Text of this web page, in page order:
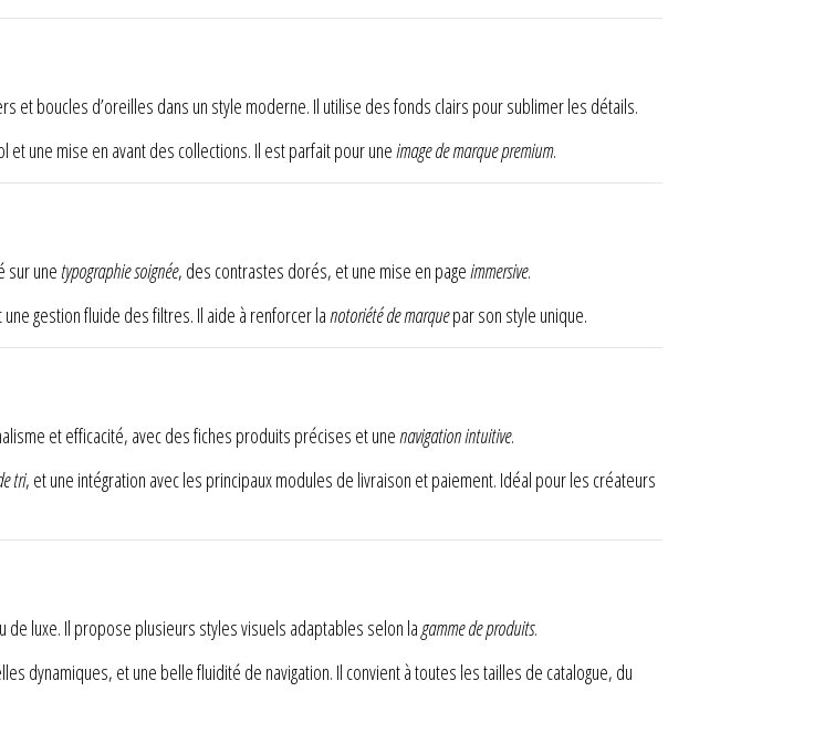
et boucles d’oreilles dans un style moderne. Il utilise des fonds clairs pour sublimer les détails.
et une mise en avant des collections. Il est parfait pour uneimage de marque premium.
sur unetypographie soignée, des contrastes dorés, et une mise en pageimmersive.
gestion fluide des filtres. Il aide à renforcer lanotoriété de marquepar son style unique.
et efficacité, avec des fiches produits précises et unenavigation intuitive.
tri, et une intégration avec les principaux modules de livraison et paiement. Idéal pour les créateurs
de luxe. Il propose plusieurs styles visuels adaptables selon lagamme de produits.
dynamiques, et une belle fluidité de navigation. Il convient à toutes les tailles de catalogue, du